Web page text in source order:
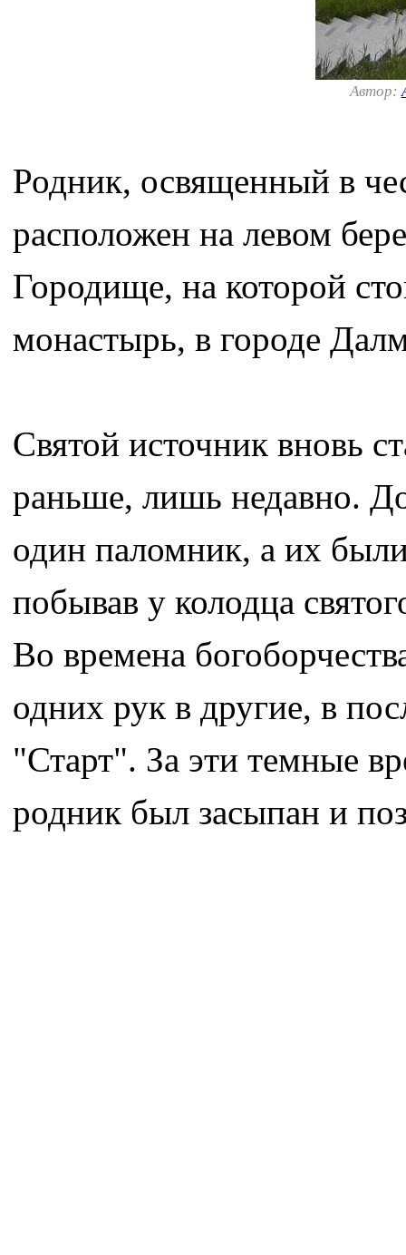
Автор:
Родник, освященный в
расположен на левом
Городище, на которой
монастырь, в городе
Святой источник вновь
раньше, лишь недавно.
один паломник, а их
побывав у колодца
Во времена
одних рук в другие, в
"Старт". За эти темные
родник был засыпан и